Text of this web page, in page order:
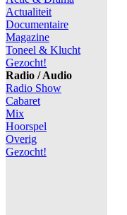
Actualiteit
Documentaire
Magazine
Toneel & Klucht
Gezocht!
Radio / Audio
Radio Show
Cabaret
Mix
Hoorspel
Overig
Gezocht!